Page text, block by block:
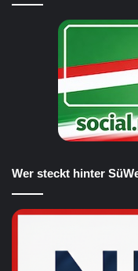
Wer steckt hinter